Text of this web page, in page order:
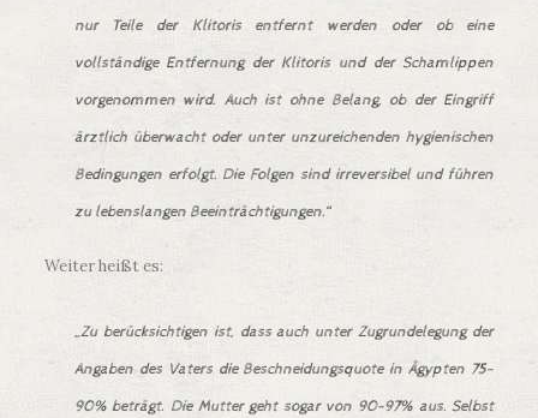
nur Teile der Klitoris entfernt werden oder ob eine
vollständige Entfernung der Klitoris und der Schamlippen
vorgenommen wird. Auch ist ohne Belang, ob der Eingriff
ärztlich überwacht oder unter unzureichenden hygienischen
Bedingungen erfolgt. Die Folgen sind irreversibel und führen
zu lebenslangen Beeinträchtigungen.“
Weiter heißt es:
„Zu berücksichtigen ist, dass auch unter Zugrundelegung der
Angaben des Vaters die Beschneidungsquote in Ägypten 75-
90% beträgt. Die Mutter geht sogar von 90-97% aus. Selbst